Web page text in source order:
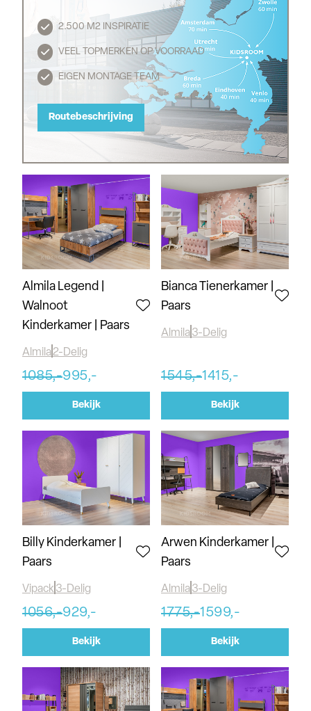
2.500 M2 INSPIRATIE
VEEL TOPMERKEN OP VOORRAAD
EIGEN MONTAGE TEAM
Routebeschrijving
Routebeschrijving
Almila Legend |
Walnoot
Kinderkamer | Paars
Almila2-Delig
1085,-995,-
Bekijk
Bianca Tienerkamer |
Paars
Almila 3-Delig
1545,-1415,-
Bekijk
Billy Kinderkamer |
Paars
Vipack 3-Delig
1056,-929,-
Bekijk
Arwen Kinderkamer |
Paars
Almila 3-Delig
1775,-1599,-
Bekijk